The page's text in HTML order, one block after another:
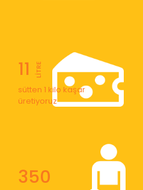
11 LİTRE
sütten 1 kilo kaşar
üretiyoruz
350